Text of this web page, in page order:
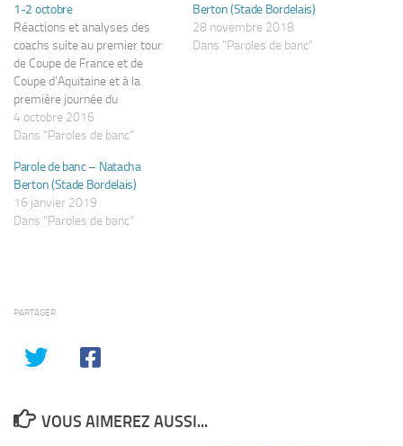
1-2 octobre
Réactions et analyses des
coachs suite au premier tour
de Coupe de France et de
Coupe d'Aquitaine et à la
première journée du
championnat U17F. Coupe de
France féminine Cadaujac 0 –
Bruges On a obtenu la
production du jeu au-delà de
notre qualification.…
4 octobre 2016
Dans "Paroles de banc"
Berton (Stade Bordelais)
28 novembre 2018
Dans "Paroles de banc"
Parole de banc – Natacha
Berton (Stade Bordelais)
16 janvier 2019
Dans "Paroles de banc"
PARTAGER
VOUS AIMEREZ AUSSI...